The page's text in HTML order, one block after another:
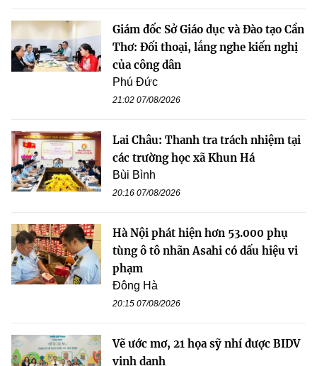
Giám đốc Sở Giáo dục và Đào tạo Cần
Thơ: Đối thoại, lắng nghe kiến nghị
của công dân
Phú Đức
21:02 07/08/2026
Lai Châu: Thanh tra trách nhiệm tại
các trường học xã Khun Há
Bùi Bình
20:16 07/08/2026
Hà Nội phát hiện hơn 53.000 phụ
tùng ô tô nhãn Asahi có dấu hiệu vi
phạm
Đông Hà
20:15 07/08/2026
Vẽ ước mơ, 21 họa sỹ nhí được BIDV
vinh danh